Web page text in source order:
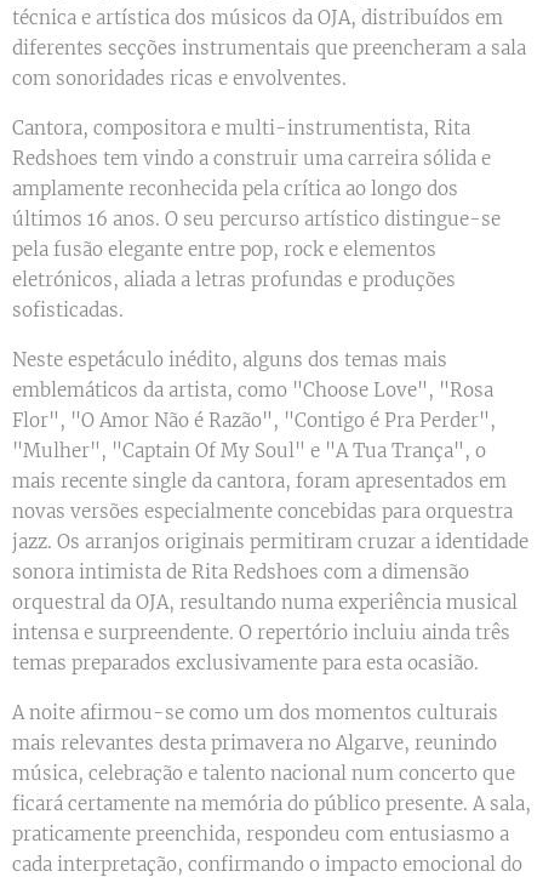
técnica e artística dos músicos da OJA, distribuídos em
diferentes secções instrumentais que preencheram a sala
com sonoridades ricas e envolventes.
Cantora, compositora e multi-instrumentista, Rita
Redshoes tem vindo a construir uma carreira sólida e
amplamente reconhecida pela crítica ao longo dos
últimos 16 anos. O seu percurso artístico distingue-se
pela fusão elegante entre pop, rock e elementos
eletrónicos, aliada a letras profundas e produções
sofisticadas.
Neste espetáculo inédito, alguns dos temas mais
emblemáticos da artista, como "Choose Love", "Rosa
Flor", "O Amor Não é Razão", "Contigo é Pra Perder",
"Mulher", "Captain Of My Soul" e "A Tua Trança", o
mais recente single da cantora, foram apresentados em
novas versões especialmente concebidas para orquestra
jazz. Os arranjos originais permitiram cruzar a identidade
sonora intimista de Rita Redshoes com a dimensão
orquestral da OJA, resultando numa experiência musical
intensa e surpreendente. O repertório incluiu ainda três
temas preparados exclusivamente para esta ocasião.
A noite afirmou-se como um dos momentos culturais
mais relevantes desta primavera no Algarve, reunindo
música, celebração e talento nacional num concerto que
ficará certamente na memória do público presente. A sala,
praticamente preenchida, respondeu com entusiasmo a
cada interpretação, confirmando o impacto emocional do